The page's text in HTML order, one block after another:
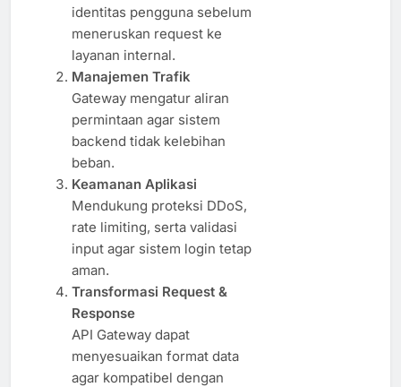
identitas pengguna sebelum
meneruskan request ke
layanan internal.
Manajemen Trafik
Gateway mengatur aliran
permintaan agar sistem
backend tidak kelebihan
beban.
Keamanan Aplikasi
Mendukung proteksi DDoS,
rate limiting, serta validasi
input agar sistem login tetap
aman.
Transformasi Request &
Response
API Gateway dapat
menyesuaikan format data
agar kompatibel dengan